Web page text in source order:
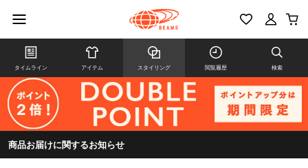
タイムライン アイテム スタイリング 閲覧履歴 検索
商品お届けに関するお知らせ